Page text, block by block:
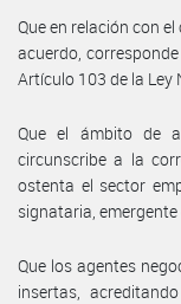
Que en relación con
acuerdo,
Artículo 103 de la Ley
Que el ámbito de
circunscribe a la
ostenta el sector
signataria, emergente
Que los agentes
insertas,